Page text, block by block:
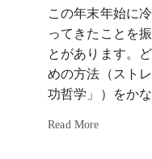
この年末年始に
ってきたことを
とがあります。
めの方法（スト
功哲学」）をか
Read More